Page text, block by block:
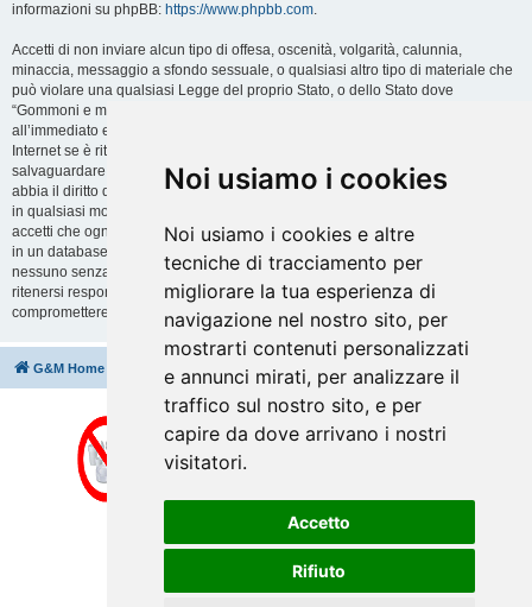
Noi usiamo i cookies
Noi usiamo i cookies e altre
tecniche di tracciamento per
migliorare la tua esperienza di
navigazione nel nostro sito, per
mostrarti contenuti personalizzati
e annunci mirati, per analizzare il
traffico sul nostro sito, e per
capire da dove arrivano i nostri
visitatori.
Accetto
Rifiuto
informazioni su phpBB: https://www.phpbb.com.
Accetti di non inviare alcun tipo di offesa, oscenità, volgarità, calunnia,
minaccia, messaggio a sfondo sessuale, o qualsiasi altro tipo di materiale che
può violare una qualsiasi Legge del proprio Stato, o dello Stato dove
“Gommoni e motori” è ospitato, o di una Legge internazionale. Fare ciò porta
all’immediato e permanente divieto di accesso, con notifica al tuo provider
Internet se è ritenuto da noi opportuno. Tutti gli indirizzi IP sono registrati per
salvaguardare e rinforzare queste condizioni. Accetti che “Gommoni e motori”
abbia il diritto di rimuovere, riscrivere, spostare o chiudere qualsiasi argomento
in qualsiasi momento lo ritenga necessario. Come fruitore di questo servizio,
accetti che ogni informazione (dato personale) tu abbia inviato sia conservata
in un database. Al contempo queste informazioni non saranno divulgate a
nessuno senza il tuo consenso, né “Gommoni e motori” o phpBB sono da
ritenersi responsabili per qualsiasi violazione al sistema che possa
compromettere queste informazioni.
G&M Home Tutti gli orari sonoUTC+02:00
Cancella cookie